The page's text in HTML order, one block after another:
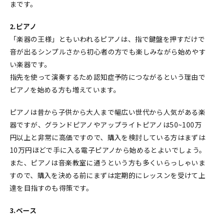
まです。
2.ピアノ
「楽器の王様」ともいわれるピアノは、指で鍵盤を押すだけで
音が出るシンプルさから初心者の方でも楽しみながら始めやす
い楽器です。
指先を使って演奏するため認知症予防につながるという理由で
ピアノを始める方も増えています。
ピアノは昔から子供から大人まで幅広い世代から人気がある楽
器ですが、グランドピアノやアップライトピアノは50~100万
円以上と非常に高価ですので、購入を検討している方はまずは
10万円ほどで手に入る電子ピアノから始めるとよいでしょう。
また、ピアノは音楽教室に通うという方も多くいらっしゃいま
すので、購入を決める前にまずは定期的にレッスンを受けて上
達を目指すのも得策です。
3.ベース